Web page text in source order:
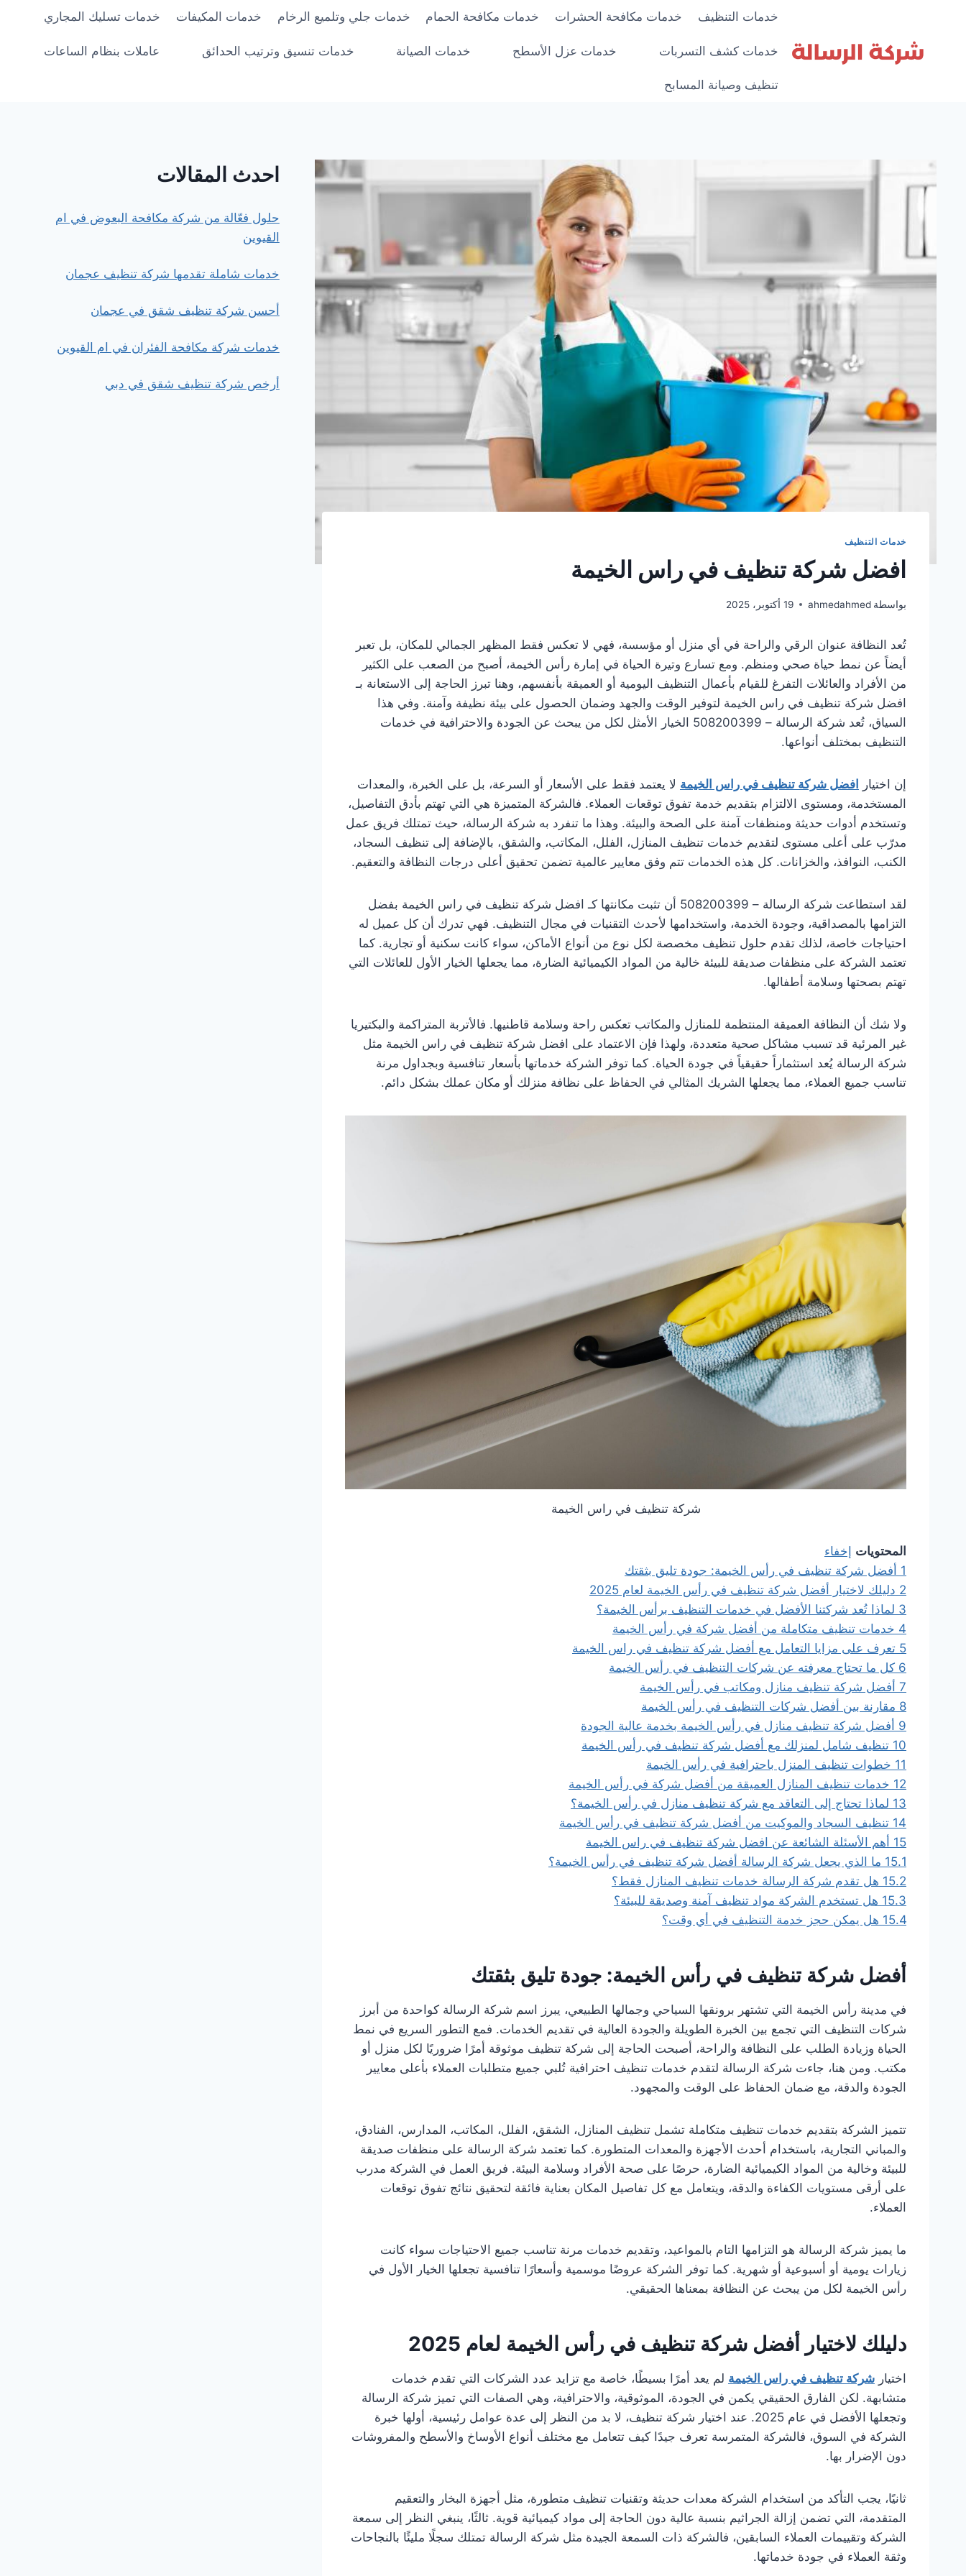
خدمات التنظيف خدمات مكافحة الحشرات خدمات مكافحة الحمام خدمات جلي وتلميع الرخام خدمات المكيفات خدمات تسليك المجاري
خدمات كشف التسربات خدمات عزل الأسطح خدمات الصيانة خدمات تنسيق وترتيب الحدائق عاملات بنظام الساعات
تنظيف وصيانة المسابح
خدمات التنظيف
افضل شركة تنظيف في راس الخيمة
بواسطة ahmedahmed 19 أكتوبر، 2025
تُعد النظافة عنوان الرقي والراحة في أي منزل أو مؤسسة، فهي لا تعكس فقط المظهر الجمالي للمكان، بل تعبر
أيضاً عن نمط حياة صحي ومنظم. ومع تسارع وتيرة الحياة في إمارة رأس الخيمة، أصبح من الصعب على الكثير
من الأفراد والعائلات التفرغ للقيام بأعمال التنظيف اليومية أو العميقة بأنفسهم، وهنا تبرز الحاجة إلى الاستعانة بـ
افضل شركة تنظيف في راس الخيمة لتوفير الوقت والجهد وضمان الحصول على بيئة نظيفة وآمنة. وفي هذا
السياق، تُعد شركة الرسالة – 508200399 الخيار الأمثل لكل من يبحث عن الجودة والاحترافية في خدمات
التنظيف بمختلف أنواعها.
إن اختيار افضل شركة تنظيف في راس الخيمة لا يعتمد فقط على الأسعار أو السرعة، بل على الخبرة، والمعدات
المستخدمة، ومستوى الالتزام بتقديم خدمة تفوق توقعات العملاء. فالشركة المتميزة هي التي تهتم بأدق التفاصيل،
وتستخدم أدوات حديثة ومنظفات آمنة على الصحة والبيئة. وهذا ما تنفرد به شركة الرسالة، حيث تمتلك فريق عمل
مدرّب على أعلى مستوى لتقديم خدمات تنظيف المنازل، الفلل، المكاتب، والشقق، بالإضافة إلى تنظيف السجاد،
الكنب، النوافذ، والخزانات. كل هذه الخدمات تتم وفق معايير عالمية تضمن تحقيق أعلى درجات النظافة والتعقيم.
لقد استطاعت شركة الرسالة – 508200399 أن تثبت مكانتها كـ افضل شركة تنظيف في راس الخيمة بفضل
التزامها بالمصداقية، وجودة الخدمة، واستخدامها لأحدث التقنيات في مجال التنظيف. فهي تدرك أن كل عميل له
احتياجات خاصة، لذلك تقدم حلول تنظيف مخصصة لكل نوع من أنواع الأماكن، سواء كانت سكنية أو تجارية. كما
تعتمد الشركة على منظفات صديقة للبيئة خالية من المواد الكيميائية الضارة، مما يجعلها الخيار الأول للعائلات التي
تهتم بصحتها وسلامة أطفالها.
ولا شك أن النظافة العميقة المنتظمة للمنازل والمكاتب تعكس راحة وسلامة قاطنيها. فالأتربة المتراكمة والبكتيريا
غير المرئية قد تسبب مشاكل صحية متعددة، ولهذا فإن الاعتماد على افضل شركة تنظيف في راس الخيمة مثل
شركة الرسالة يُعد استثماراً حقيقياً في جودة الحياة. كما توفر الشركة خدماتها بأسعار تنافسية وبجداول مرنة
تناسب جميع العملاء، مما يجعلها الشريك المثالي في الحفاظ على نظافة منزلك أو مكان عملك بشكل دائم.
شركة تنظيف في راس الخيمة
المحتويات إخفاء
1 أفضل شركة تنظيف في رأس الخيمة: جودة تليق بثقتك
2 دليلك لاختيار أفضل شركة تنظيف في رأس الخيمة لعام 2025
3 لماذا تُعد شركتنا الأفضل في خدمات التنظيف برأس الخيمة؟
4 خدمات تنظيف متكاملة من أفضل شركة في رأس الخيمة
5 تعرف على مزايا التعامل مع أفضل شركة تنظيف في راس الخيمة
6 كل ما تحتاج معرفته عن شركات التنظيف في رأس الخيمة
7 أفضل شركة تنظيف منازل ومكاتب في رأس الخيمة
8 مقارنة بين أفضل شركات التنظيف في رأس الخيمة
9 أفضل شركة تنظيف منازل في رأس الخيمة بخدمة عالية الجودة
10 تنظيف شامل لمنزلك مع أفضل شركة تنظيف في رأس الخيمة
11 خطوات تنظيف المنزل باحترافية في رأس الخيمة
12 خدمات تنظيف المنازل العميقة من أفضل شركة في رأس الخيمة
13 لماذا تحتاج إلى التعاقد مع شركة تنظيف منازل في رأس الخيمة؟
14 تنظيف السجاد والموكيت من أفضل شركة تنظيف في رأس الخيمة
15 أهم الأسئلة الشائعة عن افضل شركة تنظيف في راس الخيمة
15.1 ما الذي يجعل شركة الرسالة أفضل شركة تنظيف في رأس الخيمة؟
15.2 هل تقدم شركة الرسالة خدمات تنظيف المنازل فقط؟
15.3 هل تستخدم الشركة مواد تنظيف آمنة وصديقة للبيئة؟
15.4 هل يمكن حجز خدمة التنظيف في أي وقت؟
أفضل شركة تنظيف في رأس الخيمة: جودة تليق بثقتك
في مدينة رأس الخيمة التي تشتهر برونقها السياحي وجمالها الطبيعي، يبرز اسم شركة الرسالة كواحدة من أبرز
شركات التنظيف التي تجمع بين الخبرة الطويلة والجودة العالية في تقديم الخدمات. فمع التطور السريع في نمط
الحياة وزيادة الطلب على النظافة والراحة، أصبحت الحاجة إلى شركة تنظيف موثوقة أمرًا ضروريًا لكل منزل أو
مكتب. ومن هنا، جاءت شركة الرسالة لتقدم خدمات تنظيف احترافية تُلبي جميع متطلبات العملاء بأعلى معايير
الجودة والدقة، مع ضمان الحفاظ على الوقت والمجهود.
تتميز الشركة بتقديم خدمات تنظيف متكاملة تشمل تنظيف المنازل، الشقق، الفلل، المكاتب، المدارس، الفنادق،
والمباني التجارية، باستخدام أحدث الأجهزة والمعدات المتطورة. كما تعتمد شركة الرسالة على منظفات صديقة
للبيئة وخالية من المواد الكيميائية الضارة، حرصًا على صحة الأفراد وسلامة البيئة. فريق العمل في الشركة مدرب
على أرقى مستويات الكفاءة والدقة، ويتعامل مع كل تفاصيل المكان بعناية فائقة لتحقيق نتائج تفوق توقعات
العملاء.
ما يميز شركة الرسالة هو التزامها التام بالمواعيد، وتقديم خدمات مرنة تناسب جميع الاحتياجات سواء كانت
زيارات يومية أو أسبوعية أو شهرية. كما توفر الشركة عروضًا موسمية وأسعارًا تنافسية تجعلها الخيار الأول في
رأس الخيمة لكل من يبحث عن النظافة بمعناها الحقيقي.
دليلك لاختيار أفضل شركة تنظيف في رأس الخيمة لعام 2025
اختيارشركة تنظيف في راس الخيمة لم يعد أمرًا بسيطًا، خاصة مع تزايد عدد الشركات التي تقدم خدمات
متشابهة. لكن الفارق الحقيقي يكمن في الجودة، الموثوقية، والاحترافية، وهي الصفات التي تميز شركة الرسالة
وتجعلها الأفضل في عام 2025. عند اختيار شركة تنظيف، لا بد من النظر إلى عدة عوامل رئيسية، أولها خبرة
الشركة في السوق، فالشركة المتمرسة تعرف جيدًا كيف تتعامل مع مختلف أنواع الأوساخ والأسطح والمفروشات
دون الإضرار بها.
ثانيًا، يجب التأكد من استخدام الشركة معدات حديثة وتقنيات تنظيف متطورة، مثل أجهزة البخار والتعقيم
المتقدمة، التي تضمن إزالة الجراثيم بنسبة عالية دون الحاجة إلى مواد كيميائية قوية. ثالثًا، ينبغي النظر إلى سمعة
الشركة وتقييمات العملاء السابقين، فالشركة ذات السمعة الجيدة مثل شركة الرسالة تمتلك سجلًا مليئًا بالنجاحات
وثقة العملاء في جودة خدماتها.
احدث المقالات
حلول فعّالة من شركة مكافحة البعوض في ام
القيوين
خدمات شاملة تقدمها شركة تنظيف عجمان
أحسن شركة تنظيف شقق في عجمان
خدمات شركة مكافحة الفئران في ام القيوين
أرخص شركة تنظيف شقق في دبي